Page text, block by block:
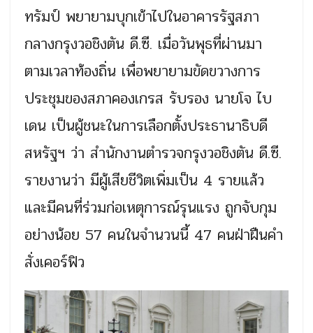
ทรัมป์ พยายามบุกเข้าไปในอาคารรัฐสภา
กลางกรุงวอชิงตัน ดี.ซี. เมื่อวันพุธที่ผ่านมา
ตามเวลาท้องถิ่น เพื่อพยายามขัดขวางการ
ประชุมของสภาคองเกรส รับรอง นายโจ ไบ
เดน เป็นผู้ชนะในการเลือกตั้งประธานาธิบดี
สหรัฐฯ ว่า สำนักงานตำรวจกรุงวอชิงตัน ดี.ซี.
รายงานว่า มีผู้เสียชีวิตเพิ่มเป็น 4 รายแล้ว
และมีคนที่ร่วมก่อเหตุการณ์รุนแรง ถูกจับกุม
อย่างน้อย 57 คนในจำนวนนี้ 47 คนฝ่าฝืนคำ
สั่งเคอร์ฟิว